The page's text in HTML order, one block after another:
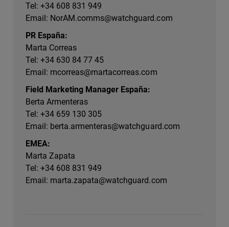
Tel: +34 608 831 949
Email: NorAM.comms@watchguard.com
PR España:
Marta Correas
Tel: +34 630 84 77 45
Email: mcorreas@martacorreas.com
Field Marketing Manager España:
Berta Armenteras
Tel: +34 659 130 305
Email: berta.armenteras@watchguard.com
EMEA:
Marta Zapata
Tel: +34 608 831 949
Email: marta.zapata@watchguard.com